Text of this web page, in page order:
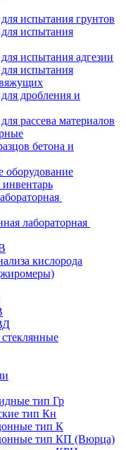
испытания грунтов
испытания
испытания адгезии
испытания
дробления и
рассева материалов
бетона и
оборудование
лабораторная
кислорода
тип Гр
тип Кн
тип К
тип КП (Вюрца)